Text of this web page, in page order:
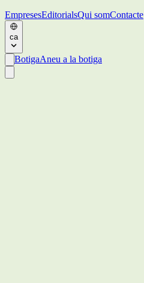
EmpresesEditorialsQui somContacte
ca
BotigaAneu a la botiga